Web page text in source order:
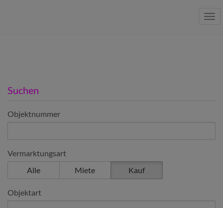
Suchen
Objektnummer
Vermarktungsart
Alle
Miete Kauf
Objektart